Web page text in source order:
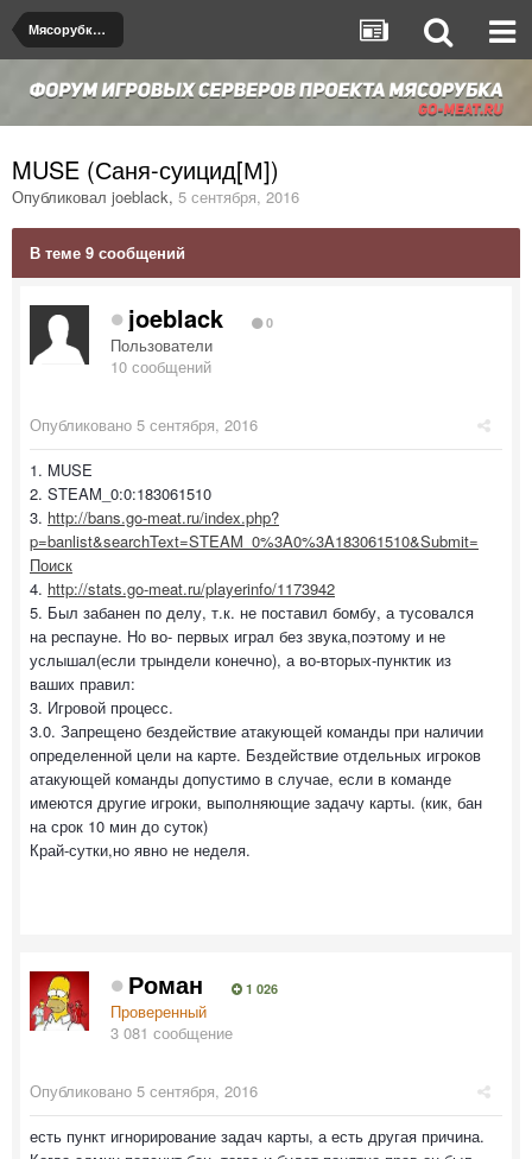
Мясорубка de_dust2
MUSE (Саня-суицид[М])
Опубликовал joeblack, 5 сентября, 2016
В теме 9 сообщений
joeblack 0
Пользователи
10 сообщений
Опубликовано 5 сентября, 2016
1. MUSE
2. STEAM_0:0:183061510
3. http://bans.go-meat.ru/index.php?
p=banlist&searchText=STEAM_0%3A0%3A183061510&Submit=
Поиск
4. http://stats.go-meat.ru/playerinfo/1173942
5. Был забанен по делу, т.к. не поставил бомбу, а тусовался
на респауне. Но во- первых играл без звука,поэтому и не
услышал(если трындели конечно), а во-вторых-пунктик из
ваших правил:
3. Игровой процесс.
3.0. Запрещено бездействие атакующей команды при наличии
определенной цели на карте. Бездействие отдельных игроков
атакующей команды допустимо в случае, если в команде
имеются другие игроки, выполняющие задачу карты. (кик, бан
на срок 10 мин до суток)
Край-сутки,но явно не неделя.
Роман 1 026
Проверенный
3 081 сообщение
Опубликовано 5 сентября, 2016
есть пункт игнорирование задач карты, а есть другая причина.